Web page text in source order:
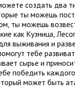
создать два
ты можешь
ты можешь
как Кузница,
выживания и
тебе
сырье и
победить
может быть